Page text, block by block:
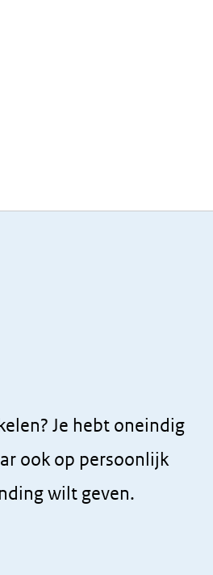
Je hebt oneindig
ook op persoonlijk
wilt geven.